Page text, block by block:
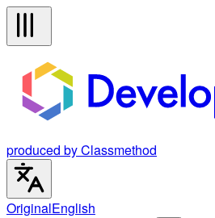
produced by Classmethod
OriginalEnglish